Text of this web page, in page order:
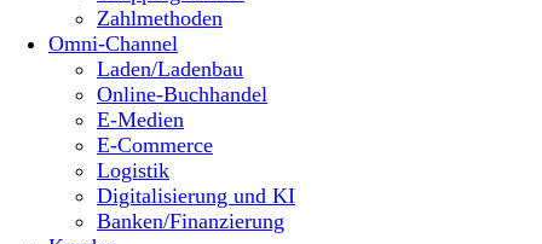
Zahlmethoden
Omni-Channel
Laden/Ladenbau
Online-Buchhandel
E-Medien
E-Commerce
Logistik
Digitalisierung und KI
Banken/Finanzierung